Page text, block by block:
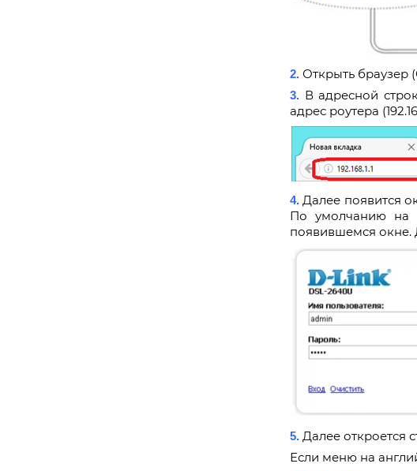
2. Открыть браузер
3. В адресной
адрес роутера
4. Далее появится
По умолчанию на
появившемся окне.
5. Далее откроется
Если меню на